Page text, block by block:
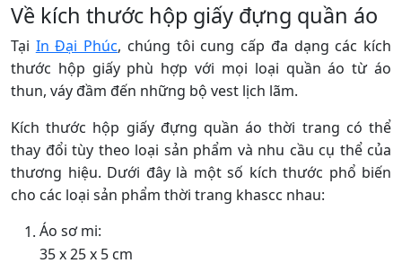
Về kích thước hộp giấy đựng quần áo
Tại In Đại Phúc, chúng tôi cung cấp đa dạng các kích
thước hộp giấy phù hợp với mọi loại quần áo từ áo
thun, váy đầm đến những bộ vest lịch lãm.
Kích thước hộp giấy đựng quần áo thời trang có thể
thay đổi tùy theo loại sản phẩm và nhu cầu cụ thể của
thương hiệu. Dưới đây là một số kích thước phổ biến
cho các loại sản phẩm thời trang khascc nhau:
Áo sơ mi:
35 x 25 x 5 cm